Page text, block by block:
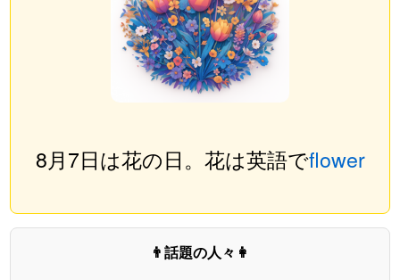
8月7日は花の日。花は英語でflower
👨話題の人々👩